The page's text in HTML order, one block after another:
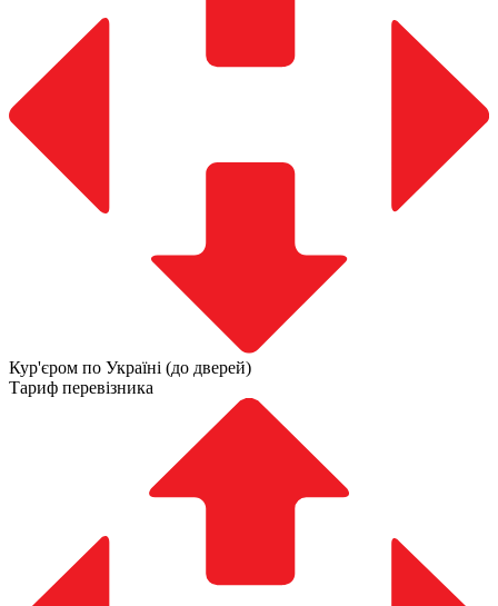
Кур'єром по Україні (до дверей)
Тариф перевізника